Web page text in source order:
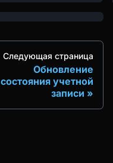
Следующая страница
Обновление
состояния учетной
записи